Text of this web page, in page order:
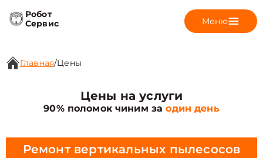
Робот
Сервис
Меню
Главная/Цены
Цены на услуги
90% поломок чиним заодин день
Ремонт вертикальных пылесосов